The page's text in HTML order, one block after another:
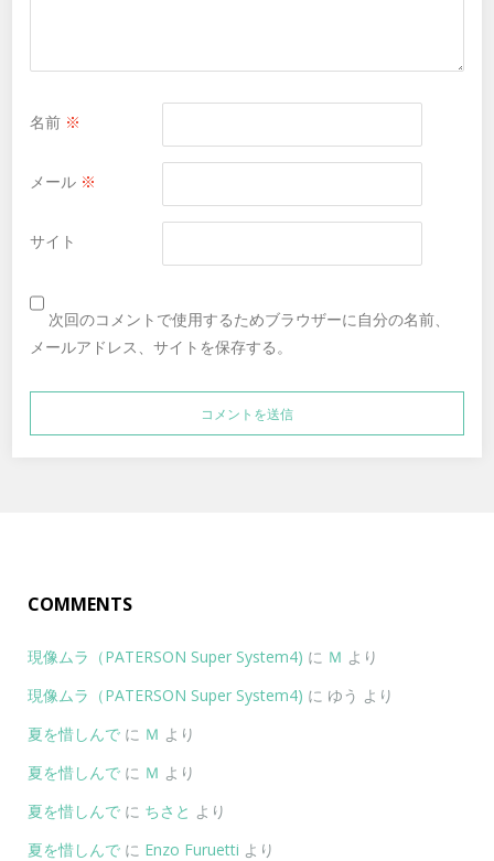
名前 ※
メール ※
サイト
次回のコメントで使用するためブラウザーに自分の名前、
メールアドレス、サイトを保存する。
COMMENTS
現像ムラ（PATERSON Super System4) に Ｍ より
現像ムラ（PATERSON Super System4) に ゆう より
夏を惜しんで に Ｍ より
夏を惜しんで に Ｍ より
夏を惜しんで に ちさと より
夏を惜しんで に Enzo Furuetti より